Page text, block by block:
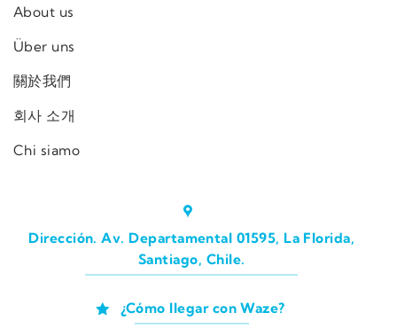
About us
Über uns
關於我們
회사 소개
Chi siamo
Dirección. Av. Departamental 01595, La Florida,
Santiago, Chile.
¿Cómo llegar con Waze?